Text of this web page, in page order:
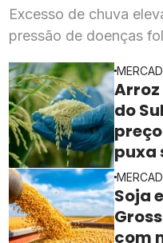
Excesso de chuva
pressão de doenças
previsto para a safra
Arroz
do
preço
puxa
Soja
com